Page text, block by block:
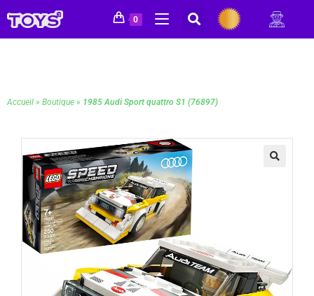
0
Accueil » Boutique » 1985 Audi Sport quattro S1 (76897)